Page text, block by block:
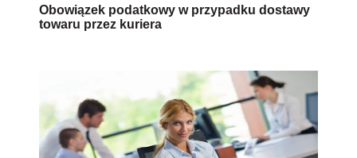
Obowiązek podatkowy w przypadku dostawy
towaru przez kuriera